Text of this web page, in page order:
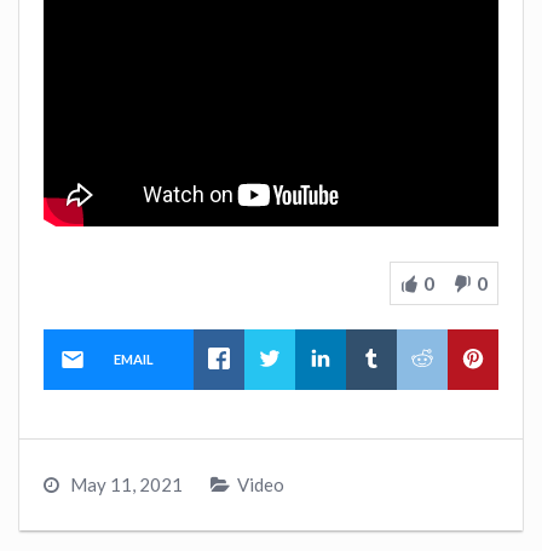
0 0
EMAIL
May 11, 2021 Video